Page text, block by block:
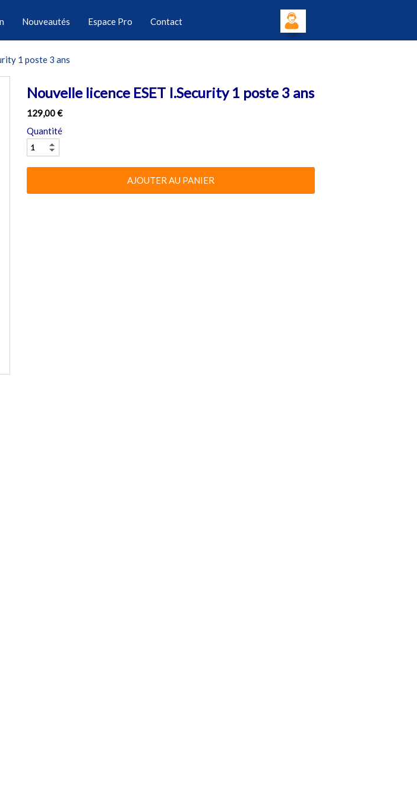
Nouveautés Espace Pro Contact
1 poste 3 ans
Nouvelle licence ESET I.Security 1 poste 3 ans
129,00 €
Quantité